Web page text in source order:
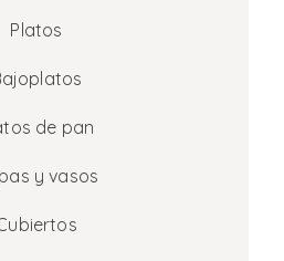
Platos
de pan
y vasos